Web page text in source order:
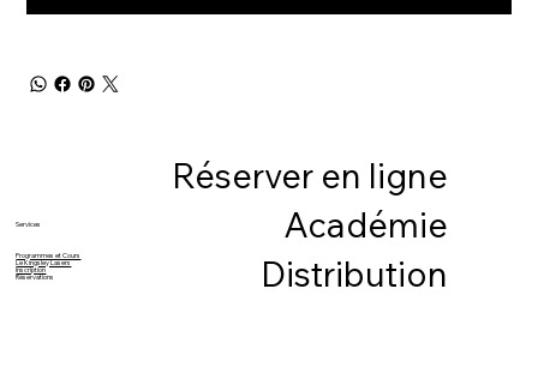
Réserver en ligne
Académie
Distribution
Services
Programmes et Cours
Le Kingsley Lasers
Inscription
Réservations